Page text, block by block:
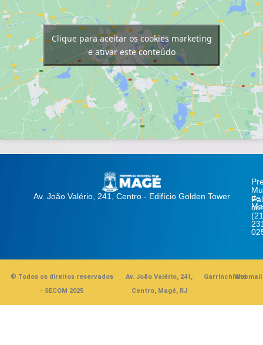
Clique para aceitar os cookies marketing
e ativar este conteúdo
Av. João Valério, 241, Centro - Edifício Golden Tower
de
© Todos os direitos reservados
- SECOM 2025
Av. João Valério, 241,
Centro, Magé, RJ
GarrinchinhaWebmail